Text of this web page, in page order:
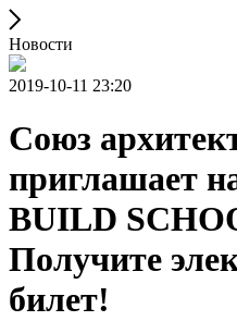
Новости
2019-10-11 23:20
Союз
приглашает
BUILD
Получите
билет!